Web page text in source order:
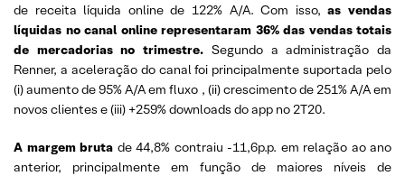
de receita líquida online de 122% A/A. Com isso,as vendas
líquidas no canal online representaram 36% das vendas totais
de mercadorias no trimestre. Segundo a administração da
Renner, a aceleração do canal foi principalmente suportada pelo
(i) aumento de 95% A/A em fluxo , (ii) crescimento de 251% A/A em
novos clientes e (iii) +259% downloads do app no 2T20.
A margem bruta de 44,8% contraiu -11,6p.p. em relação ao ano
anterior, principalmente em função de maiores níveis de